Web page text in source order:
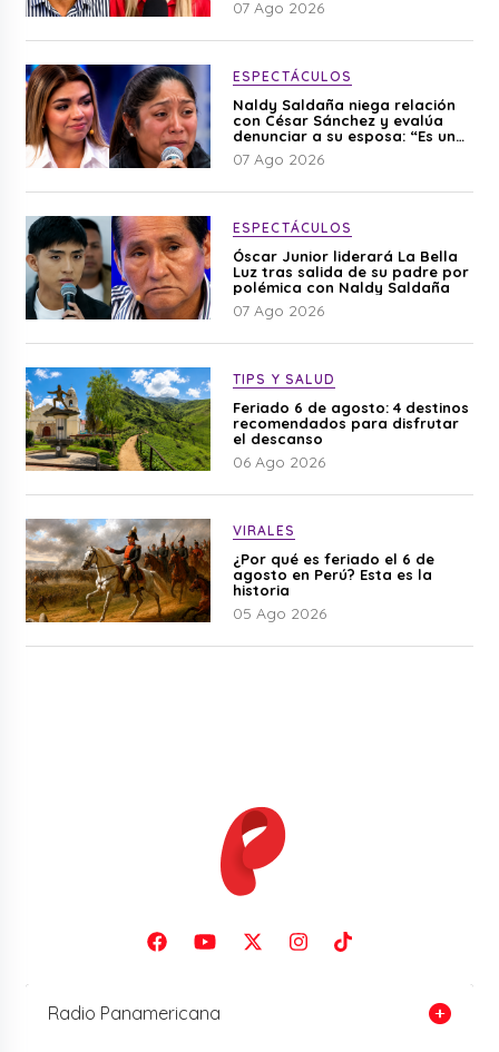
07 Ago 2026
ESPECTÁCULOS
Naldy Saldaña niega relación
con César Sánchez y evalúa
denunciar a su esposa: “Es una
difamación”
07 Ago 2026
ESPECTÁCULOS
Óscar Junior liderará La Bella
Luz tras salida de su padre por
polémica con Naldy Saldaña
07 Ago 2026
TIPS Y SALUD
Feriado 6 de agosto: 4 destinos
recomendados para disfrutar
el descanso
06 Ago 2026
VIRALES
¿Por qué es feriado el 6 de
agosto en Perú? Esta es la
historia
05 Ago 2026
Radio Panamericana